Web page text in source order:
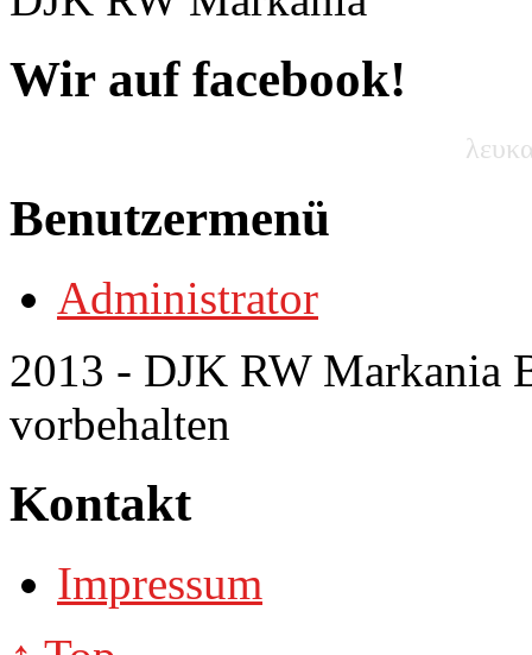
Wir auf facebook!
Benutzermenü
Administrator
2013 - DJK RW Markania
vorbehalten
Kontakt
Impressum